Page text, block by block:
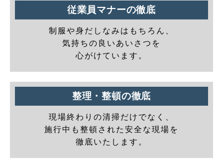
従業員マナーの徹底
制服や身だしなみはもちろん、
気持ちの良いあいさつを
心がけています。
整理・整頓の徹底
現場終わりの清掃だけでなく、
施行中も整頓された安全な現場を
徹底いたします。